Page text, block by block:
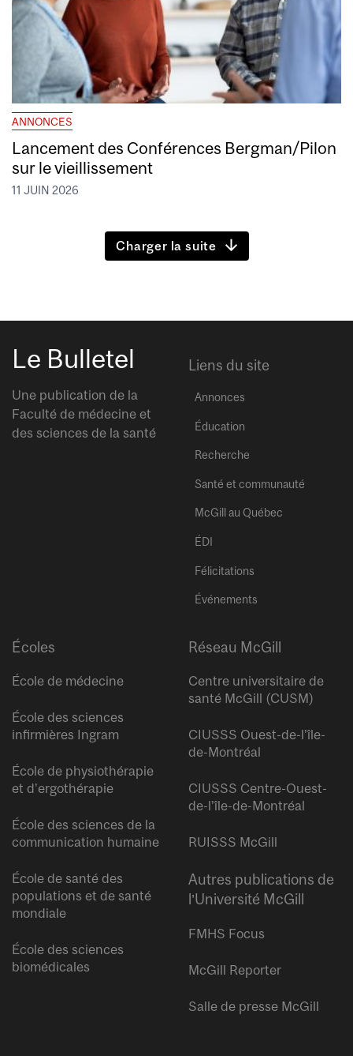
ANNONCES
Lancement des Conférences Bergman/Pilon
sur le vieillissement
11 JUIN 2026
Charger la suite
Le Bulletel
Une publication de la
Faculté de médecine et
des sciences de la santé
Liens du site
Annonces
Éducation
Recherche
Santé et communauté
McGill au Québec
ÉDI
Félicitations
Événements
Écoles
École de médecine
École des sciences
infirmières Ingram
École de physiothérapie
et d’ergothérapie
École des sciences de la
communication humaine
École de santé des
populations et de santé
mondiale
École des sciences
biomédicales
Réseau McGill
Centre universitaire de
santé McGill (CUSM)
CIUSSS Ouest-de-l’île-
de-Montréal
CIUSSS Centre-Ouest-
de-l’île-de-Montréal
RUISSS McGill
Autres publications de
l’Université McGill
FMHS Focus
McGill Reporter
Salle de presse McGill